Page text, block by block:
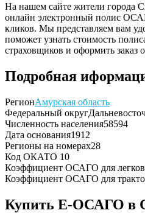
На нашем сайте жители города
онлайн электронный полис
кликов. Мы представляем вам
поможет узнать стоимость
страховщиков и оформить заказ
Подробная
РегионАмурская область
Федеральный округ
Численность населения58594
Дата основания1912
Регионы на номерах28
Код ОКАТО 10
Коэффициент ОСАГО для
Коэффициент ОСАГО для
Купить Е-ОСАГО в